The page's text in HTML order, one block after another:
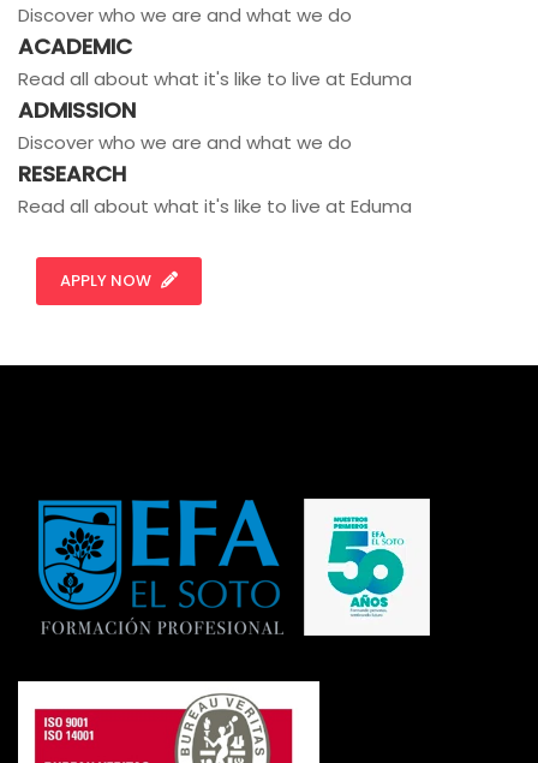
Discover who we are and what we do
ACADEMIC
Read all about what it's like to live at Eduma
ADMISSION
Discover who we are and what we do
RESEARCH
Read all about what it's like to live at Eduma
APPLY NOW